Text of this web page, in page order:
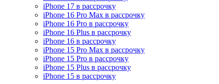
iPhone 17 в рассрочку
iPhone 16 Pro Max в рассрочку
iPhone 16 Pro в рассрочку
iPhone 16 Plus в рассрочку
iPhone 16 в рассрочку
iPhone 15 Pro Max в рассрочку
iPhone 15 Pro в рассрочку
iPhone 15 Plus в рассрочку
iPhone 15 в рассрочку